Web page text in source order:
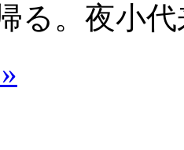
る。夜小